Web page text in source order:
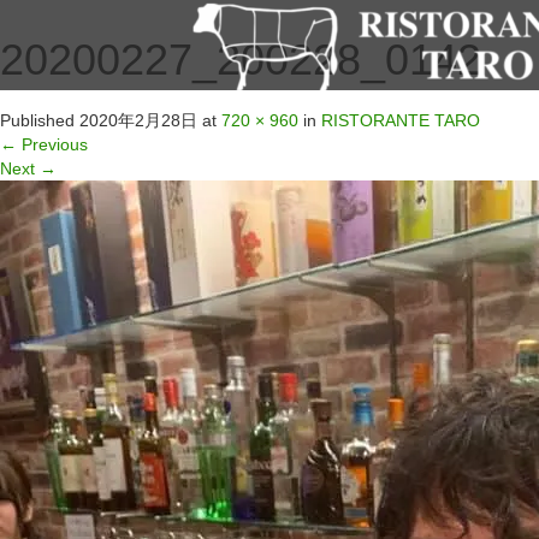
20200227_200228_0142
Published 2020年2月28日 at 720 × 960 in RISTORANTE TARO
← Previous
Next →